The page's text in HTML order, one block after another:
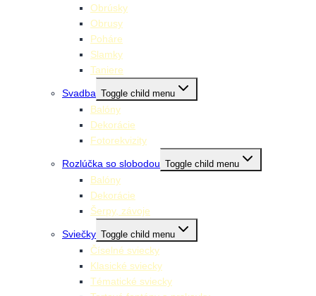
Obrúsky
Obrusy
Poháre
Slamky
Taniere
Svadba Toggle child menu
Balóny
Dekorácie
Fotorekvizity
Rozlúčka so slobodou Toggle child menu
Balóny
Dekorácie
Šerpy, závoje
Sviečky Toggle child menu
Číselné sviecky
Klasické sviecky
Tématické sviecky